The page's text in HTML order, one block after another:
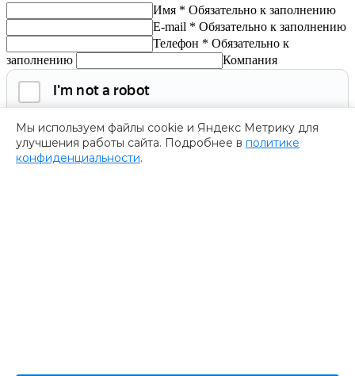
Мы используем файлы cookie и Яндекс Метрику для
улучшения работы сайта. Подробнее в политике
конфиденциальности.
Имя * Обязательно к заполнению
E-mail * Обязательно к заполнению
Телефон * Обязательно к
заполнению
Компания